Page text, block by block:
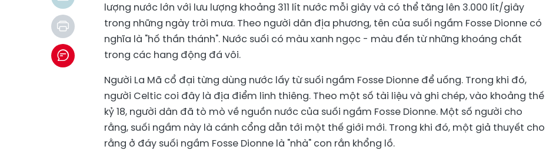
lượng nước lớn với lưu lượng khoảng 311 lít nước mỗi giây và có thể tăng lên 3.000 lít/giây
trong những ngày trời mưa. Theo người dân địa phương, tên của suối ngầm Fosse Dionne có
nghĩa là "hố thần thánh". Nước suối có màu xanh ngọc - màu đến từ những khoáng chất
trong các hang động đá vôi.
Người La Mã cổ đại từng dùng nước lấy từ suối ngầm Fosse Dionne để uống. Trong khi đó,
người Celtic coi đây là địa điểm linh thiêng. Theo một số tài liệu và ghi chép, vào khoảng thế
kỷ 18, người dân đã tò mò về nguồn nước của suối ngầm Fosse Dionne. Một số người cho
rằng, suối ngầm này là cánh cổng dẫn tới một thế giới mới. Trong khi đó, một giả thuyết cho
rằng ở đáy suối ngầm Fosse Dionne là "nhà" con rắn khổng lồ.